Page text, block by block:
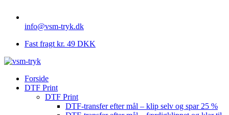
info@vsm-tryk.dk
Fast fragt kr. 49 DKK
Forside
DTF Print
DTF Print
DTF-transfer efter mål – klip selv og spar 25 %